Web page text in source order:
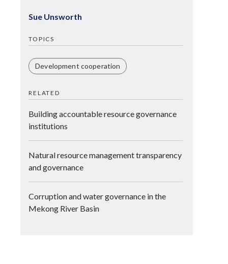
Sue Unsworth
TOPICS
Development cooperation
RELATED
Building accountable resource governance
institutions
Natural resource management transparency
and governance
Corruption and water governance in the
Mekong River Basin